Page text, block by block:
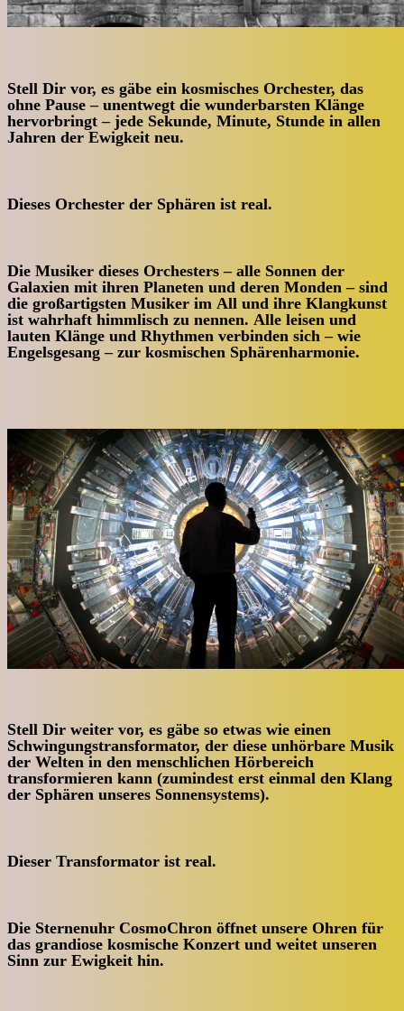
Stell Dir vor, es gäbe ein kosmisches Orchester, das
ohne Pause – unentwegt die wunderbarsten Klänge
hervorbringt – jede Sekunde, Minute, Stunde in allen
Jahren der Ewigkeit neu.
Dieses Orchester der Sphären ist real.
Die Musiker dieses Orchesters – alle Sonnen der
Galaxien mit ihren Planeten und deren Monden – sind
die großartigsten Musiker im All und ihre Klangkunst
ist wahrhaft himmlisch zu nennen. Alle leisen und
lauten Klänge und Rhythmen verbinden sich – wie
Engelsgesang – zur kosmischen Sphärenharmonie.
Stell Dir weiter vor, es gäbe so etwas wie einen
Schwingungstransformator, der diese unhörbare Musik
der Welten in den menschlichen Hörbereich
transformieren kann (zumindest erst einmal den Klang
der Sphären unseres Sonnensystems).
Dieser Transformator ist real.
Die Sternenuhr CosmoChron öffnet unsere Ohren für
das grandiose kosmische Konzert und weitet unseren
Sinn zur Ewigkeit hin.